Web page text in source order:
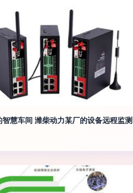
智慧车间 潍柴动力某厂的设备远程监测